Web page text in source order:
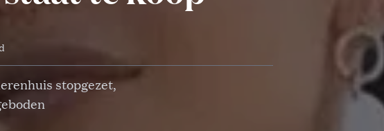
stopgezet,